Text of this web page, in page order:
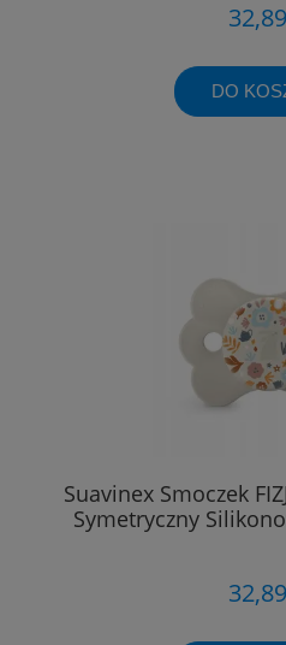
DO
Suavinex Smoczek
Symetryczny